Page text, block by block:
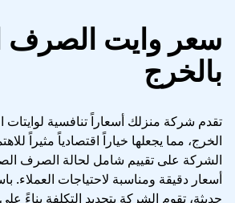
سعر وايت
بالخرج
تقدم شركة منزلك أسعاراً تنافسية
الخرج، مما يجعلها خياراً اقتصادياً مثيراً
الشركة على تقييم شامل لحالة الصرف
أسعار دقيقة ومناسبة لاحتياجات العملاء.
حديثة، تقوم الشركة بتحديد التكلفة بناءً